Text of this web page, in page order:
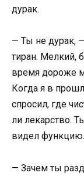
дурак.
— Ты не дурак,
тиран. Мелкий,
время дороже
Когда я в
спросил, где
ли лекарство.
видел функцию.
— Зачем ты